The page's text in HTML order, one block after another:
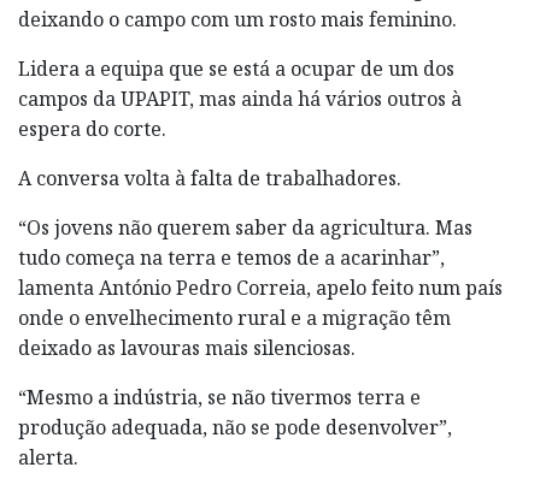
deixando o campo com um rosto mais feminino.
Lidera a equipa que se está a ocupar de um dos
campos da UPAPIT, mas ainda há vários outros à
espera do corte.
A conversa volta à falta de trabalhadores.
“Os jovens não querem saber da agricultura. Mas
tudo começa na terra e temos de a acarinhar”,
lamenta António Pedro Correia, apelo feito num país
onde o envelhecimento rural e a migração têm
deixado as lavouras mais silenciosas.
“Mesmo a indústria, se não tivermos terra e
produção adequada, não se pode desenvolver”,
alerta.